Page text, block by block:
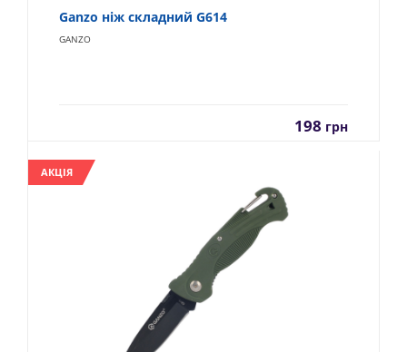
Ganzo ніж складний G614
GANZO
198 грн
АКЦІЯ